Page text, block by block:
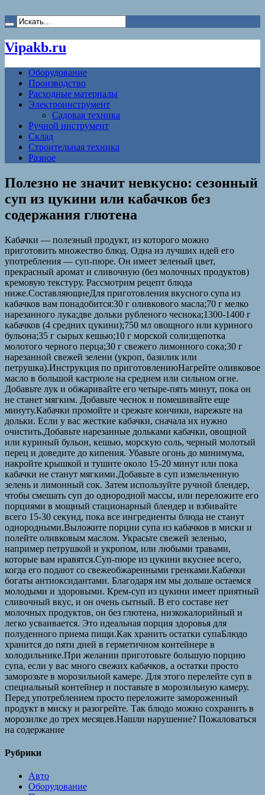
Vipakb.ru
Оборудование
Производство
Расходные материалы
Электроинструмент
Садовая техника
Ручной инструмент
Склад
Строительная техника
Разное
Полезно не значит невкусно: сезонный
суп из цукини или кабачков без
содержания глютена
Кабачки — полезный продукт, из которого можно
приготовить множество блюд. Одна из лучших идей его
употребления — суп-пюре. Он имеет зеленый цвет,
прекрасный аромат и сливочную (без молочных продуктов)
кремовую текстуру. Рассмотрим рецепт блюда
ниже.СоставляющиеДля приготовления вкусного супа из
кабачков вам понадобится:30 г оливкового масла;70 г мелко
нарезанного лука;две дольки рубленого чеснока;1300-1400 г
кабачков (4 средних цукини);750 мл овощного или куриного
бульона;35 г сырых кешью;10 г морской соли;щепотка
молотого черного перца;30 г свежего лимонного сока;30 г
нарезанной свежей зелени (укроп, базилик или
петрушка).Инструкция по приготовлениюНагрейте оливковое
масло в большой кастрюле на среднем или сильном огне.
Добавьте лук и обжаривайте его четыре-пять минут, пока он
не станет мягким. Добавьте чеснок и помешивайте еще
минуту.Кабачки промойте и срежьте кончики, нарежьте на
дольки. Если у вас жесткие кабачки, сначала их нужно
очистить.Добавьте нарезанные дольками кабачки, овощной
или куриный бульон, кешью, морскую соль, черный молотый
перец и доведите до кипения. Убавьте огонь до минимума,
накройте крышкой и тушите около 15-20 минут или пока
кабачки не станут мягкими.Добавьте в суп измельченную
зелень и лимонный сок. Затем используйте ручной блендер,
чтобы смешать суп до однородной массы, или переложите его
порциями в мощный стационарный блендер и взбивайте
всего 15-30 секунд, пока все ингредиенты блюда не станут
однородными.Выложите порции супа из кабачков в миски и
полейте оливковым маслом. Украсьте свежей зеленью,
например петрушкой и укропом, или любыми травами,
которые вам нравятся.Суп-пюре из цукини вкуснее всего,
когда его подают со свежеобжаренными гренками.Кабачки
богаты антиоксидантами. Благодаря им мы дольше остаемся
молодыми и здоровыми. Крем-суп из цукини имеет приятный
сливочный вкус, и он очень сытный. В его составе нет
молочных продуктов, он без глютена, низкокалорийный и
легко усваивается. Это идеальная порция здоровья для
полуденного приема пищи.Как хранить остатки супаБлюдо
хранится до пяти дней в герметичном контейнере в
холодильнике.При желании приготовьте большую порцию
супа, если у вас много свежих кабачков, а остатки просто
заморозьте в морозильной камере. Для этого перелейте суп в
специальный контейнер и поставьте в морозильную камеру.
Перед употреблением просто переложите замороженный
продукт в миску и разогрейте. Так блюдо можно сохранить в
морозилке до трех месяцев.Нашли нарушение? Пожаловаться
на содержание
Рубрики
Авто
Оборудование